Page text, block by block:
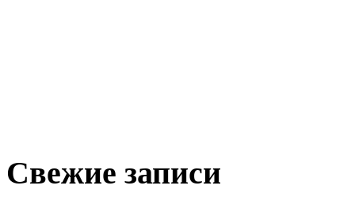
Свежие записи